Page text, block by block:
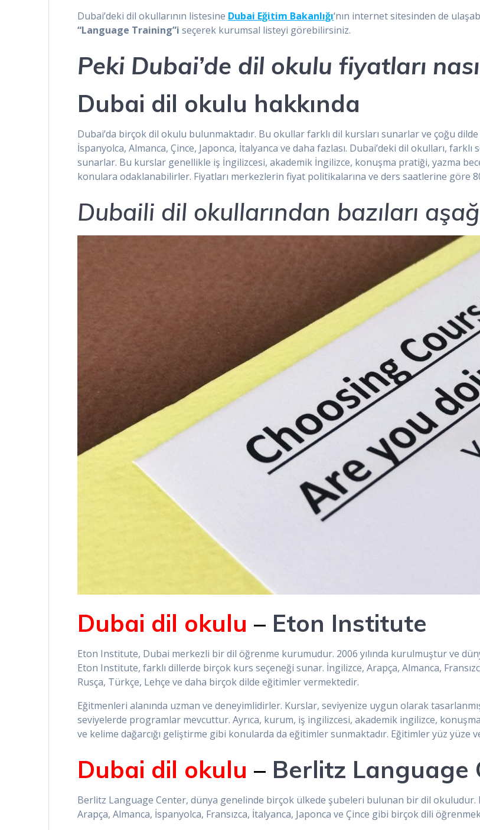
Dubai’deki dil okullarının listesine Dubai Eğitim Bakanlığı‘nın internet sitesinden de
“Language Training”iseçerek kurumsal listeyi görebilirsiniz.
Peki Dubai’de dil okulu fiyatları
Dubai dil okulu hakkında
Dubai’da birçok dil okulu bulunmaktadır. Bu okullar farklı dil kursları sunarlar ve çoğu
İspanyolca, Almanca, Çince, Japonca, İtalyanca ve daha fazlası. Dubai’deki dil okulları,
sunarlar. Bu kurslar genellikle iş İngilizcesi, akademik İngilizce, konuşma pratiği, yazma
konulara odaklanabilirler. Fiyatları merkezlerin fiyat politikalarına ve ders saatlerine göre
Dubaili dil okullarından bazıları
Dubai dil okulu– Eton Institute
Eton Institute, Dubai merkezli bir dil öğrenme kurumudur. 2006 yılında kurulmuştur ve
Eton Institute, farklı dillerde birçok kurs seçeneği sunar. İngilizce, Arapça, Almanca,
Rusça, Türkçe, Lehçe ve daha birçok dilde eğitimler vermektedir.
Eğitmenleri alanında uzman ve deneyimlidirler. Kurslar, seviyenize uygun olarak
seviyelerde programlar mevcuttur. Ayrıca, kurum, iş ingilizcesi, akademik ingilizce,
ve kelime dağarcığı geliştirme gibi konularda da eğitimler sunmaktadır. Eğitimler yüz
Dubai dil okulu– Berlitz Language
Berlitz Language Center, dünya genelinde birçok ülkede şubeleri bulunan bir dil okuludur.
Arapça, Almanca, İspanyolca, Fransızca, İtalyanca, Japonca ve Çince gibi birçok dili